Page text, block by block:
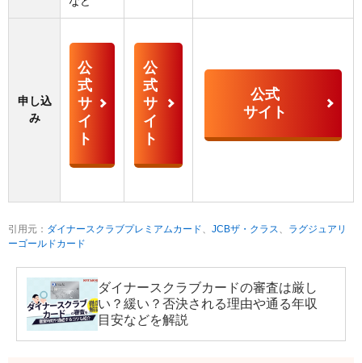
申し込
み
公
式
サ
イ
ト
公
式
サ
イ
ト
公式
サイト
引用元： ダイナースクラブプレミアムカード、 JCBザ・クラス、 ラグジュアリ
ーゴールドカード
ダイナースクラブカードの審査は厳し
い？緩い？否決される理由や通る年収
目安などを解説